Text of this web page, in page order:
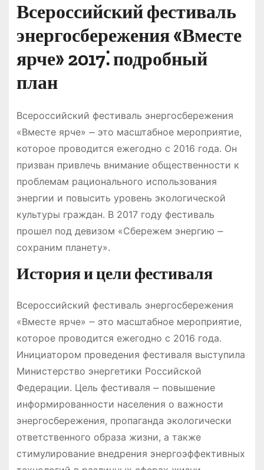
Всероссийский фестиваль
энергосбережения «Вместе
ярче» 2017⁚ подробный
план
Всероссийский фестиваль энергосбережения
«Вместе ярче» ⎼ это масштабное мероприятие,
которое проводится ежегодно с 2016 года. Он
призван привлечь внимание общественности к
проблемам рационального использования
энергии и повысить уровень экологической
культуры граждан. В 2017 году фестиваль
прошел под девизом «Сбережем энергию ⎼
сохраним планету».
История и цели фестиваля
Всероссийский фестиваль энергосбережения
«Вместе ярче» ౼ это масштабное мероприятие,
которое проводится ежегодно с 2016 года.
Инициатором проведения фестиваля выступила
Министерство энергетики Российской
Федерации. Цель фестиваля ⎼ повышение
информированности населения о важности
энергосбережения, пропаганда экологически
ответственного образа жизни, а также
стимулирование внедрения энергоэффективных